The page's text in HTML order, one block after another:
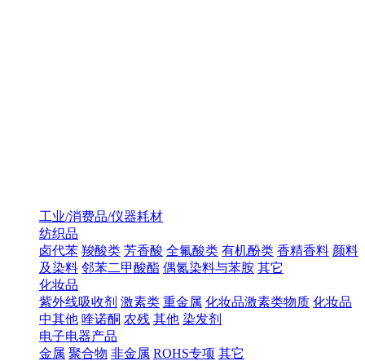
工业/消费品/仪器耗材
纺织品
卤代苯 羧酸类 芳香酸 全氟酸类 有机酚类 香精香料 颜料
及染料 邻苯二甲酸酯 偶氮染料与苯胺 其它
化妆品
紫外线吸收剂 激素类 重金属 化妆品激素类物质 化妆品
中其他 喹诺酮 农残 其他 染发剂
电子电器产品
金属 聚合物 非金属 ROHS专项 其它